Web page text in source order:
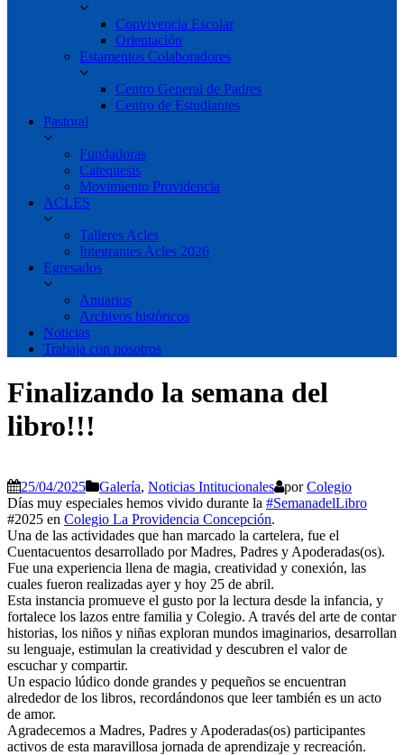
Convivencia Escolar
Orientación
Estamentos Colaboradores
Centro General de Padres
Centro de Estudiantes
Pastoral
Fundadoras
Catequesis
Movimiento Providencia
ACLES
Talleres Acles
Integrantes Acles 2026
Egresados
Anuarios
Archivos históricos
Noticias
Trabaja con nosotros
Finalizando la semana del
libro!!!
25/04/2025 Galería, Noticias Intitucionales porColegio
Días muy especiales hemos vivido durante la #SemanadelLibro
#2025 en Colegio La Providencia Concepción.
Una de las actividades que han marcado la cartelera, fue el
Cuentacuentos desarrollado por Madres, Padres y Apoderadas(os).
Fue una experiencia llena de magia, creatividad y conexión, las
cuales fueron realizadas ayer y hoy 25 de abril.
Esta instancia promueve el gusto por la lectura desde la infancia, y
fortalece los lazos entre familia y Colegio. A través del arte de contar
historias, los niños y niñas exploran mundos imaginarios, desarrollan
su lenguaje, estimulan la creatividad y descubren el valor de
escuchar y compartir.
Un espacio lúdico donde grandes y pequeños se encuentran
alrededor de los libros, recordándonos que leer también es un acto
de amor.
Agradecemos a Madres, Padres y Apoderadas(os) participantes
activos de esta maravillosa jornada de aprendizaje y recreación.